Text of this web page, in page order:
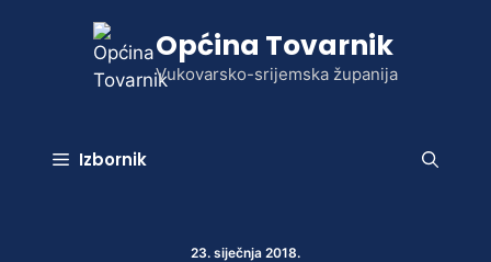
Općina Tovarnik
Vukovarsko-srijemska županija
Izbornik
23. siječnja 2018.